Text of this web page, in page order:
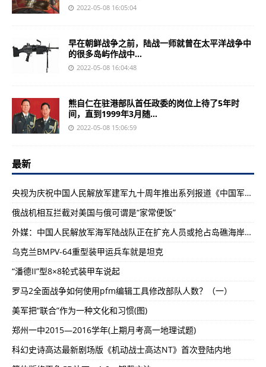
2022-05-08 16:05:04
早在朝鲜战争之前，陆战一师就曾在太平洋战争中
的很多岛屿作战中...
2022-05-08 16:04:48
熊自仁在驻港部队首任政委的岗位上待了5年时
间，直到1999年3月随...
2022-05-08 15:06:59
最新
央视为庆祝中国人民解放军建军九十周年推出系列报道《中国军队》
俄战机相互拦截对美国与俄可谓是“家常便饭”
外媒：中国人民解放军海军陆战队正在扩充人员或抢占岛礁海岸防御(图)
乌克兰BMPV-64重型装甲运兵车就是坦克
“潘德II”型8×8轮式装甲车说起
罗马2全面战争如何使用pfm编辑工具修改部队人数？（一）
美军把“联合”作为一种文化和习惯(图)
郑州一中2015—2016学年(上期月考高一地理试题)
科幻史诗高达最新剧场版《机动战士高达NT》首次登陆内地